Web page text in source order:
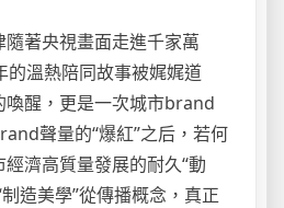
著央視畫面走進千家萬
的溫熱陪同故事被娓娓道
喚醒，更是一次城市brand
聲量的“爆紅”之后，若何
濟高質量發展的耐久“動
造美學”從傳播概念，真正